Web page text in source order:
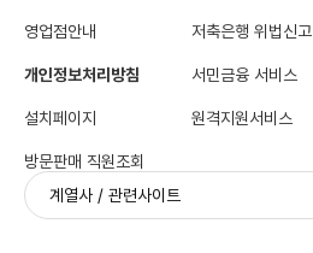
영업점안내 저축은행 위법신고
개인정보처리방침 서민금융 서비스
설치페이지 원격지원서비스
방문판매 직원조회
계열사 / 관련사이트